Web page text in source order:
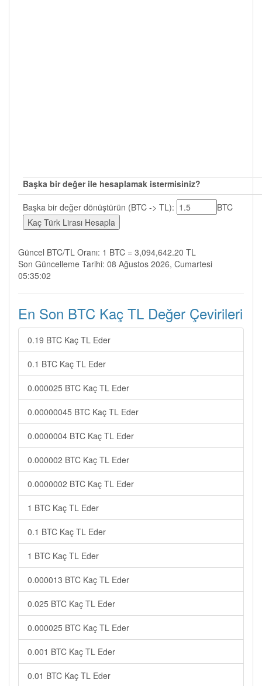
Başka bir değer ile hesaplamak istermisiniz?
Başka bir değer dönüştürün (BTC -> TL):
BTC
Güncel BTC/TL Oranı: 1 BTC = 3,094,642.20 TL
Son Güncelleme Tarihi: 08 Ağustos 2026, Cumartesi
05:35:02
En Son BTC Kaç TL Değer Çevirileri
0.19 BTC Kaç TL Eder
0.1 BTC Kaç TL Eder
0.000025 BTC Kaç TL Eder
0.00000045 BTC Kaç TL Eder
0.0000004 BTC Kaç TL Eder
0.000002 BTC Kaç TL Eder
0.0000002 BTC Kaç TL Eder
1 BTC Kaç TL Eder
0.1 BTC Kaç TL Eder
1 BTC Kaç TL Eder
0.000013 BTC Kaç TL Eder
0.025 BTC Kaç TL Eder
0.000025 BTC Kaç TL Eder
0.001 BTC Kaç TL Eder
0.01 BTC Kaç TL Eder